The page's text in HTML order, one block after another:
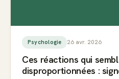
Psychologie 26 avr. 2026
Ces réactions qui
disproportionnées :